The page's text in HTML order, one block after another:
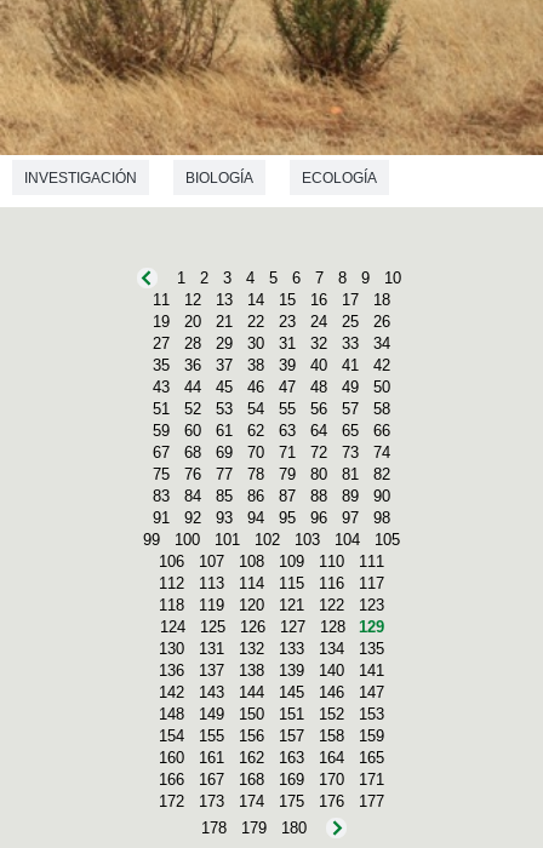
INVESTIGACIÓN BIOLOGÍA ECOLOGÍA
1 2 3 4 5 6 7 8 9
10
11
12 13 14 15 16 17
18
19
20 21 22 23 24 25
26
27
28 29 30 31 32 33
34
35
36 37 38 39 40 41
42
43
44 45 46 47 48 49
50
51
52 53 54 55 56 57
58
59
60 61 62 63 64 65
66
67
68 69 70 71 72 73
74
75
76 77 78 79 80 81
82
83
84 85 86 87 88 89
90
91
92 93 94 95 96 97
98
99
100 101 102 103 104
105
106
107 108 109 110
111
112
113 114 115 116
117
118
119 120 121 122
123
124
125 126 127 128
129
130
131 132 133 134
135
136
137 138 139 140
141
142
143 144 145 146
147
148
149 150 151 152
153
154
155 156 157 158
159
160
161 162 163 164
165
166
167 168 169 170
171
172
173 174 175 176
177
178
179 180